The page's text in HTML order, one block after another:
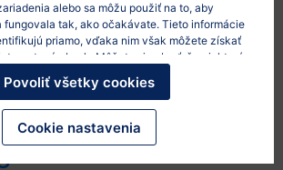
zmeny pre e-
2026: platby,
obaly, AI a
alebo sa môžu použiť na to, aby
fungovala tak, ako očakávate. Tieto informácie
priamo, vďaka nim však môžete získať
obsah. Môžete si vybrať, že niektoré
nepovolíte. Po kliknutí na nadpisy rôznych
viac a zmeníte svoje predvolené nastavenia.
že blokovanie niektorých súborov cookies
skúsenosť so stránkou a služby, ktoré vám
Cookie nastavenia
Povoliť všetky cookies